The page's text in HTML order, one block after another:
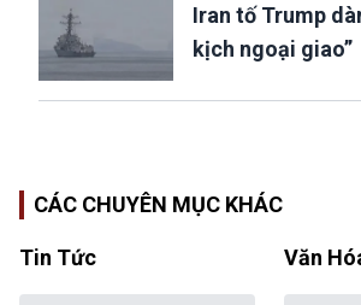
Iran tố Trump
kịch ngoại giao”
CÁC CHUYÊN MỤC KHÁC
Tin Tức Văn